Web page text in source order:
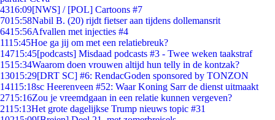
4316:09[NWS] / [POL] Cartoons #7
7015:58Nabil B. (20) rijdt fietser aan tijdens dollemansrit
6415:56Afvallen met injecties #4
1115:45Hoe ga jij om met een relatiebreuk?
14715:45[podcasts] Misdaad podcasts #3 - Twee weken taakstraf
1515:34Waarom doen vrouwen altijd hun telly in de kontzak?
13015:29[DRT SC] #6: RendacGoden sponsored by TONZON
14115:18sc Heerenveen #52: Waar Koning Sarr de dienst uitmaakt
2715:16Zou je vreemdgaan in een relatie kunnen vergeven?
2115:13Het grote dagelijkse Trump nieuws topic #31